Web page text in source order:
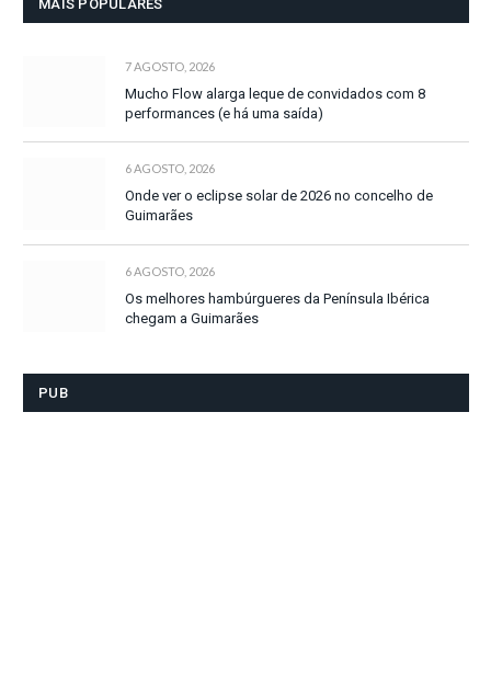
MAIS POPULARES
7 AGOSTO, 2026
Mucho Flow alarga leque de convidados com 8
performances (e há uma saída)
6 AGOSTO, 2026
Onde ver o eclipse solar de 2026 no concelho de
Guimarães
6 AGOSTO, 2026
Os melhores hambúrgueres da Península Ibérica
chegam a Guimarães
PUB